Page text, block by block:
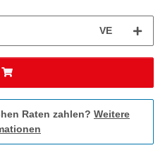
VE
Raten zahlen? Weitere